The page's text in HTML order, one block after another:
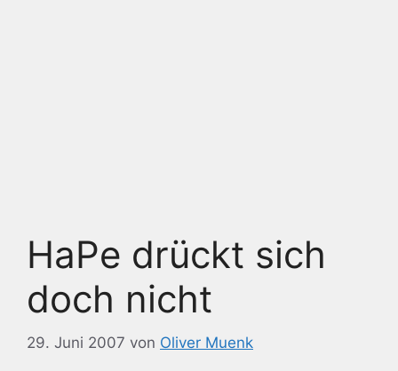
HaPe drückt sich
doch nicht
29. Juni 2007 von Oliver Muenk